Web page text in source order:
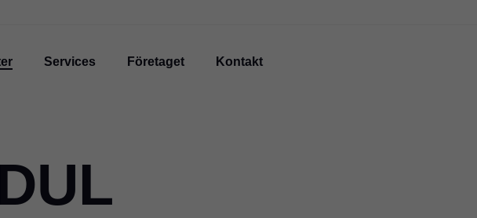
Services Företaget Kontakt